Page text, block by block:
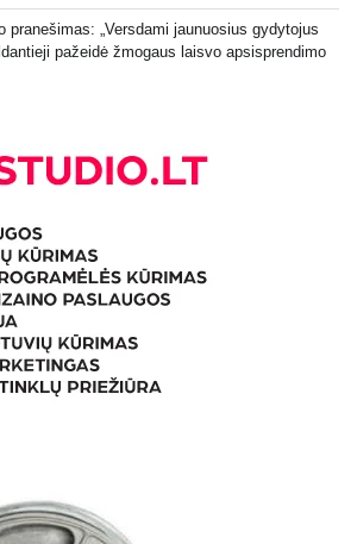
pranešimas: „Versdami jaunuosius gydytojus
pažeidė žmogaus laisvo apsisprendimo